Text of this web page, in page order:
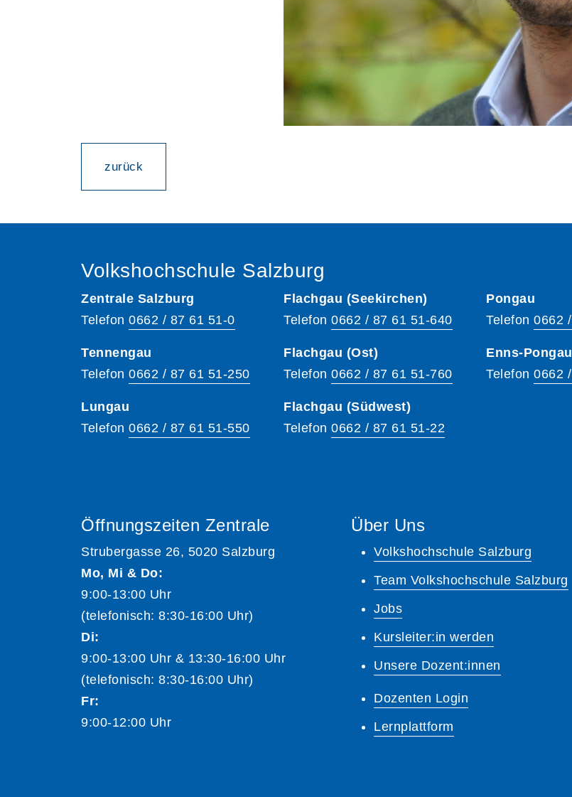
zurück
Volkshochschule Salzburg
Zentrale Salzburg
Telefon 0662 / 87 61 51-0
Tennengau
Telefon 0662 / 87 61 51-250
Lungau
Telefon 0662 / 87 61 51-550
Flachgau (Seekirchen)
Telefon 0662 / 87 61 51-640
Flachgau (Ost)
Telefon 0662 / 87 61 51-760
Flachgau (Südwest)
Telefon 0662 / 87 61 51-22
Pongau
Telefon 0662
Enns-Pongau
Telefon 0662
Öffnungszeiten Zentrale
Strubergasse 26, 5020 Salzburg
Mo, Mi & Do:
9:00-13:00 Uhr
(telefonisch: 8:30-16:00 Uhr)
Di:
9:00-13:00 Uhr & 13:30-16:00 Uhr
(telefonisch: 8:30-16:00 Uhr)
Fr:
9:00-12:00 Uhr
Über Uns
Volkshochschule Salzburg
Team Volkshochschule Salzburg
Jobs
Kursleiter:in werden
Unsere Dozent:innen
Dozenten Login
Lernplattform